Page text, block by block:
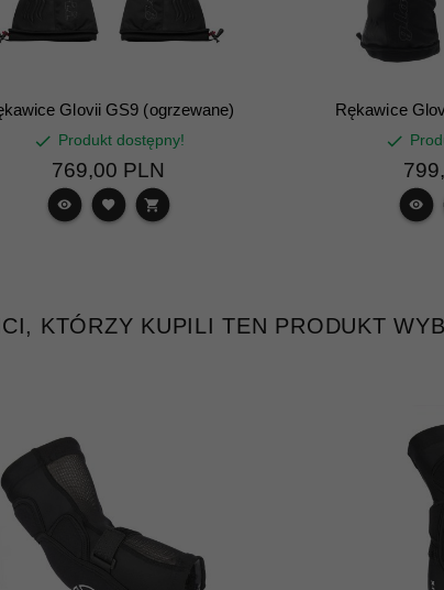
Glovii GS9 (ogrzewane)
Produkt dostępny!
769,00 PLN
Rękawice
799,
KTÓRZY KUPILI TEN PRODUKT